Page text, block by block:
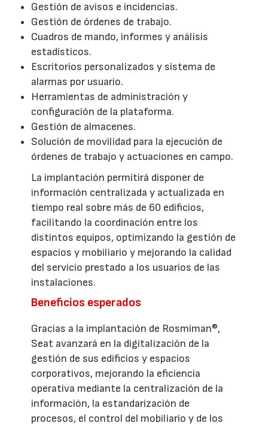
Gestión de avisos e incidencias.
Gestión de órdenes de trabajo.
Cuadros de mando, informes y análisis
estadísticos.
Escritorios personalizados y sistema de
alarmas por usuario.
Herramientas de administración y
configuración de la plataforma.
Gestión de almacenes.
Solución de movilidad para la ejecución de
órdenes de trabajo y actuaciones en campo.
La implantación permitirá disponer de
información centralizada y actualizada en
tiempo real sobre más de 60 edificios,
facilitando la coordinación entre los
distintos equipos, optimizando la gestión de
espacios y mobiliario y mejorando la calidad
del servicio prestado a los usuarios de las
instalaciones.
Beneficios esperados
Gracias a la implantación de Rosmiman®,
Seat avanzará en la digitalización de la
gestión de sus edificios y espacios
corporativos, mejorando la eficiencia
operativa mediante la centralización de la
información, la estandarización de
procesos, el control del mobiliario y de los